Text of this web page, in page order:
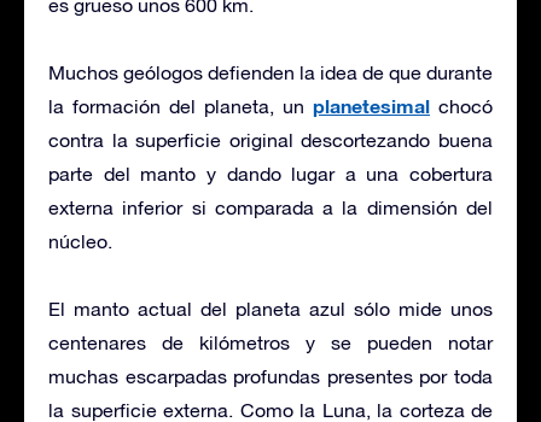
es grueso unos 600 km.
Muchos geólogos defienden la idea de que durante
la formación del planeta, un planetesimal chocó
contra la superficie original descortezando buena
parte del manto y dando lugar a una cobertura
externa inferior si comparada a la dimensión del
núcleo.
El manto actual del planeta azul sólo mide unos
centenares de kilómetros y se pueden notar
muchas escarpadas profundas presentes por toda
la superficie externa. Como la Luna, la corteza de